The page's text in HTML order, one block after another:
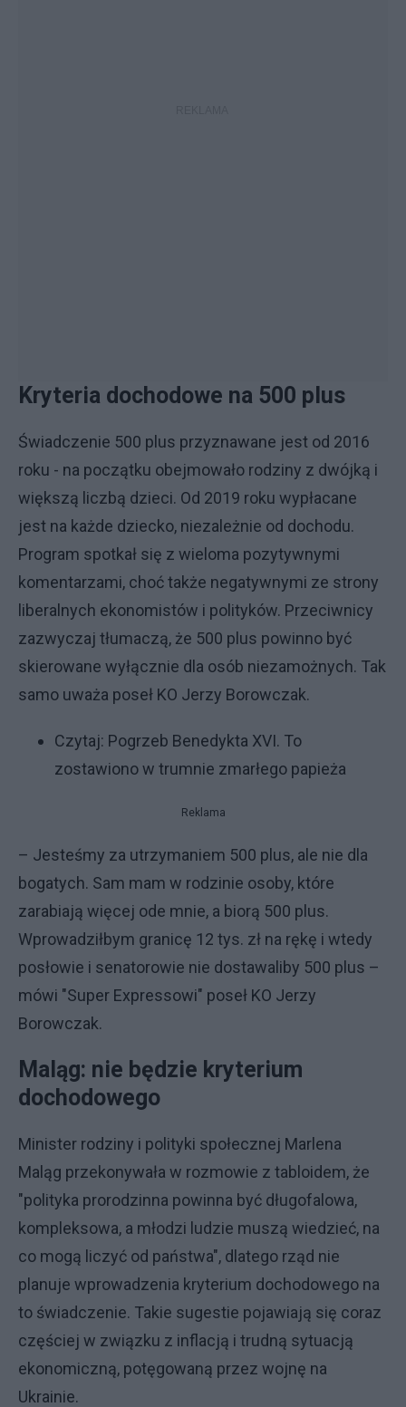
Kryteria dochodowe na 500 plus
Świadczenie 500 plus przyznawane jest od 2016
roku - na początku obejmowało rodziny z dwójką i
większą liczbą dzieci. Od 2019 roku wypłacane
jest na każde dziecko, niezależnie od dochodu.
Program spotkał się z wieloma pozytywnymi
komentarzami, choć także negatywnymi ze strony
liberalnych ekonomistów i polityków. Przeciwnicy
zazwyczaj tłumaczą, że 500 plus powinno być
skierowane wyłącznie dla osób niezamożnych. Tak
samo uważa poseł KO Jerzy Borowczak.
Czytaj: Pogrzeb Benedykta XVI. To
zostawiono w trumnie zmarłego papieża
Reklama
– Jesteśmy za utrzymaniem 500 plus, ale nie dla
bogatych. Sam mam w rodzinie osoby, które
zarabiają więcej ode mnie, a biorą 500 plus.
Wprowadziłbym granicę 12 tys. zł na rękę i wtedy
posłowie i senatorowie nie dostawaliby 500 plus –
mówi "Super Expressowi" poseł KO Jerzy
Borowczak.
Maląg: nie będzie kryterium
dochodowego
Minister rodziny i polityki społecznej Marlena
Maląg przekonywała w rozmowie z tabloidem, że
"polityka prorodzinna powinna być długofalowa,
kompleksowa, a młodzi ludzie muszą wiedzieć, na
co mogą liczyć od państwa", dlatego rząd nie
planuje wprowadzenia kryterium dochodowego na
to świadczenie. Takie sugestie pojawiają się coraz
częściej w związku z inflacją i trudną sytuacją
ekonomiczną, potęgowaną przez wojnę na
Ukrainie.